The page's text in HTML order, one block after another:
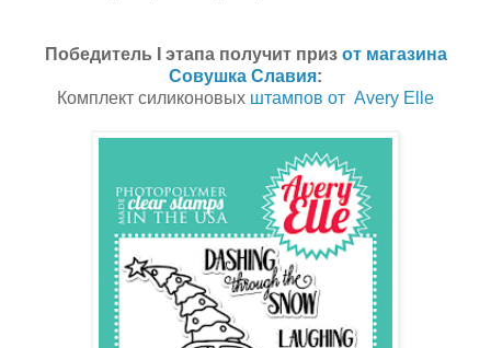
Победитель I этапа получит приз от магазина
Совушка Славия:
Комплект силиконовых штампов от Avery Elle